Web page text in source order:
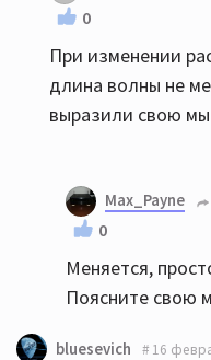
0
При изменении
длина волны не
выразили свою
Max_Payne
0
Меняется,
Поясните свою
bluesevich 16